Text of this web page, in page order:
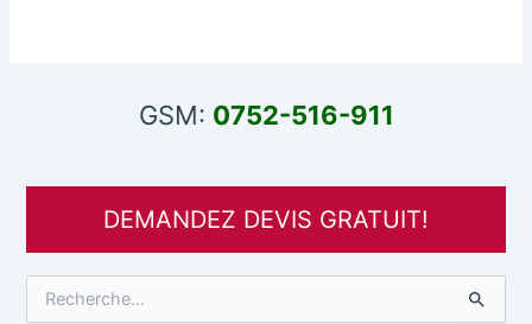
GSM: 0752-516-911
DEMANDEZ DEVIS GRATUIT!